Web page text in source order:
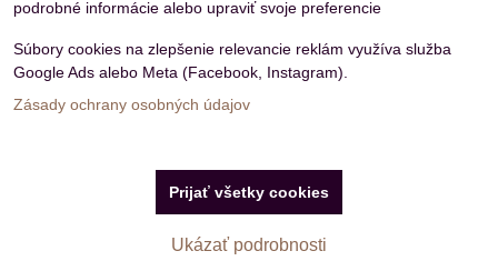
Zásady ochrany osobných údajov
podrobné informácie alebo upraviť svoje preferencie
Súbory cookies na zlepšenie relevancie reklám využíva služba
Google Ads alebo Meta (Facebook, Instagram).
Zásady ochrany osobných údajov
Ukázať podrobnosti
Prijať všetky cookies